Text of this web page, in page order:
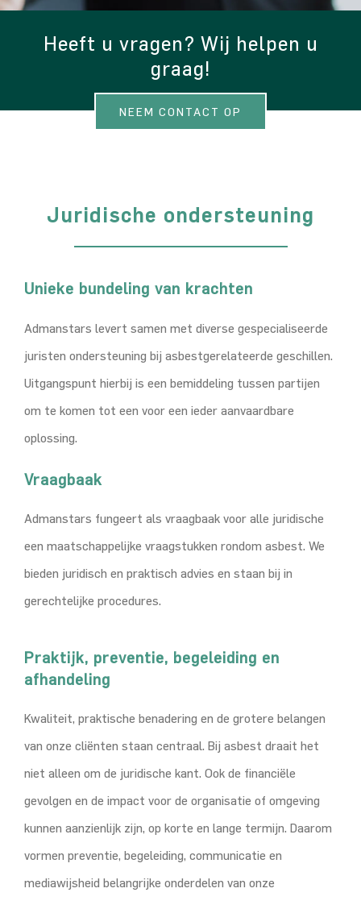
Heeft u vragen? Wij helpen u
graag!
NEEM CONTACT OP
Juridische ondersteuning
Unieke bundeling van krachten
Admanstars levert samen met diverse gespecialiseerde
juristen ondersteuning bij asbestgerelateerde geschillen.
Uitgangspunt hierbij is een bemiddeling tussen partijen
om te komen tot een voor een ieder aanvaardbare
oplossing.
Vraagbaak
Admanstars fungeert als vraagbaak voor alle juridische
een maatschappelijke vraagstukken rondom asbest. We
bieden juridisch en praktisch advies en staan bij in
gerechtelijke procedures.
Praktijk, preventie, begeleiding en
afhandeling
Kwaliteit, praktische benadering en de grotere belangen
van onze cliënten staan centraal. Bij asbest draait het
niet alleen om de juridische kant. Ook de financiële
gevolgen en de impact voor de organisatie of omgeving
kunnen aanzienlijk zijn, op korte en lange termijn. Daarom
vormen preventie, begeleiding, communicatie en
mediawijsheid belangrijke onderdelen van onze